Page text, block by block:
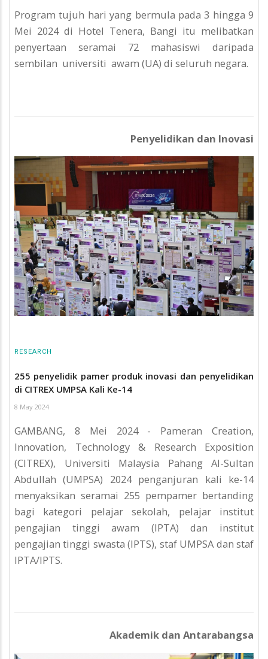
Program tujuh hari yang bermula pada 3 hingga 9
Mei 2024 di Hotel Tenera, Bangi itu melibatkan
penyertaan seramai 72 mahasiswi daripada
sembilan universiti awam (UA) di seluruh negara.
Penyelidikan dan Inovasi
RESEARCH
255 penyelidik pamer produk inovasi dan penyelidikan
di CITREX UMPSA Kali Ke-14
8 May 2024
GAMBANG, 8 Mei 2024 - Pameran Creation,
Innovation, Technology & Research Exposition
(CITREX), Universiti Malaysia Pahang Al-Sultan
Abdullah (UMPSA) 2024 penganjuran kali ke-14
menyaksikan seramai 255 pempamer bertanding
bagi kategori pelajar sekolah, pelajar institut
pengajian tinggi awam (IPTA) dan institut
pengajian tinggi swasta (IPTS), staf UMPSA dan staf
IPTA/IPTS.
Akademik dan Antarabangsa